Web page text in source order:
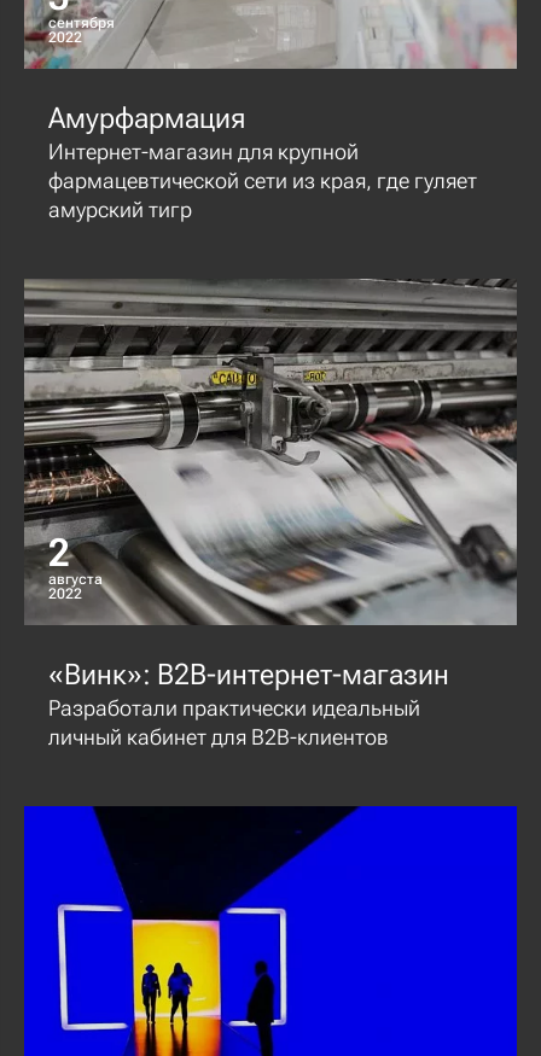
сентября
2022
Амурфармация
Интернет-магазин для крупной
фармацевтической сети из края, где гуляет
амурский тигр
2
августа
2022
«Винк»: B2B-интернет-магазин
Разработали практически идеальный
личный кабинет для B2B-клиентов